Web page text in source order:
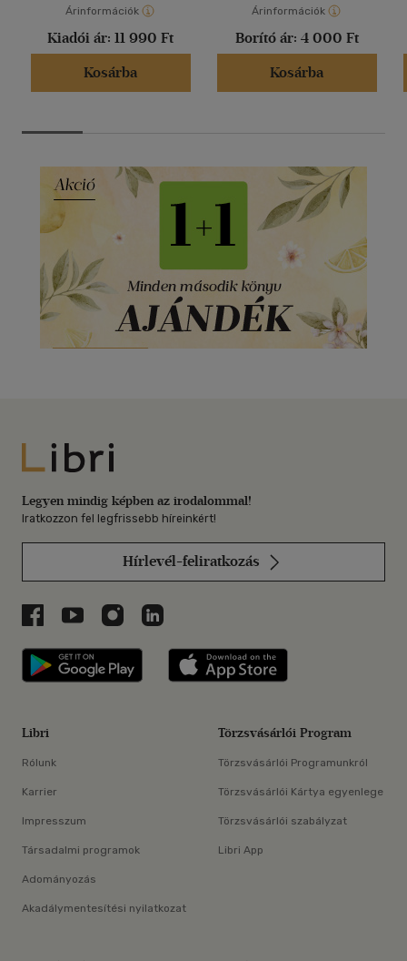
Árinformációk
Kiadói ár: 11 990 Ft
Kosárba
Árinformációk
Borító ár: 4 000 Ft
Kosárba
Libri
Legyen mindig képben az irodalommal!
Iratkozzon fel legfrissebb híreinkért!
Hírlevél-feliratkozás
Libri a Facebookon
Libri a Youtube-on
Libri az Instagramon
Libri a LinkedInen
Libri applikáció Szerezd meg: Google
Libri
Rólunk
Karrier
Impresszum
Társadalmi programok
Adományozás
Akadálymentesítési nyilatkozat
Törzsvásárlói Program
Törzsvásárlói Programunkról
Törzsvásárlói Kártya egyenlege
Törzsvásárlói szabályzat
Libri App